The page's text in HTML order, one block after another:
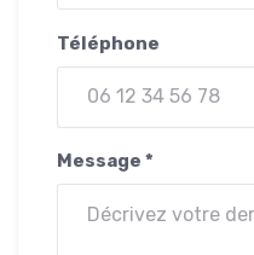
Téléphone
Message *